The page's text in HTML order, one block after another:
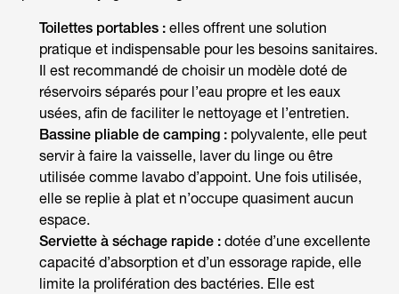
Toilettes portables : elles offrent une solution
pratique et indispensable pour les besoins sanitaires.
Il est recommandé de choisir un modèle doté de
réservoirs séparés pour l’eau propre et les eaux
usées, afin de faciliter le nettoyage et l’entretien.
Bassine pliable de camping : polyvalente, elle peut
servir à faire la vaisselle, laver du linge ou être
utilisée comme lavabo d’appoint. Une fois utilisée,
elle se replie à plat et n’occupe quasiment aucun
espace.
Serviette à séchage rapide : dotée d’une excellente
capacité d’absorption et d’un essorage rapide, elle
limite la prolifération des bactéries. Elle est